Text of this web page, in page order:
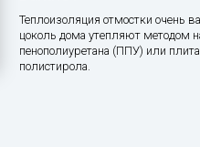
Теплоизоляция отмостки очень
цоколь дома утепляют методом
пенополиуретана (ППУ) или
полистирола.